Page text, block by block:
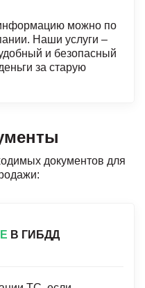
можно по
Наши услуги –
и безопасный
за старую
документов для
В ГИБДД